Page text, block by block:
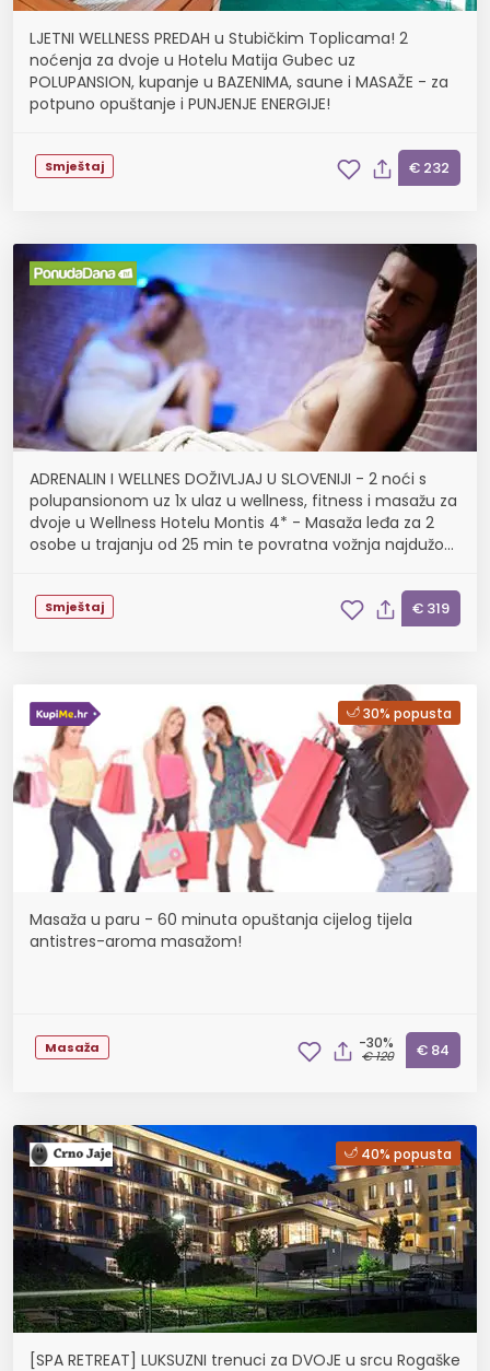
LJETNI WELLNESS PREDAH u Stubičkim Toplicama! 2
noćenja za dvoje u Hotelu Matija Gubec uz
POLUPANSION, kupanje u BAZENIMA, saune i MASAŽE - za
potpuno opuštanje i PUNJENJE ENERGIJE!
Smještaj € 232
ADRENALIN I WELLNES DOŽIVLJAJ U SLOVENIJI - 2 noći s
polupansionom uz 1x ulaz u wellness, fitness i masažu za
dvoje u Wellness Hotelu Montis 4* - Masaža leđa za 2
osobe u trajanju od 25 min te povratna vožnja najdužom
Smještaj € 319
30% popusta
Masaža u paru - 60 minuta opuštanja cijelog tijela
antistres-aroma masažom!
Masaža -30%
€ 120 € 84
40% popusta
[SPA RETREAT] LUKSUZNI trenuci za DVOJE u srcu Rogaške